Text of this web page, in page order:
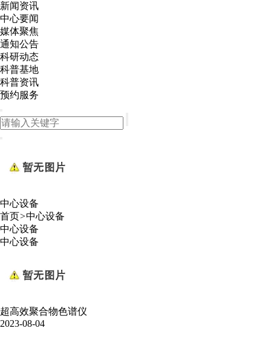
新闻资讯
中心要闻
媒体聚焦
通知公告
科研动态
科普基地
科普资讯
预约服务
中心设备
首页>中心设备
中心设备
中心设备
超高效聚合物色谱仪
2023-08-04